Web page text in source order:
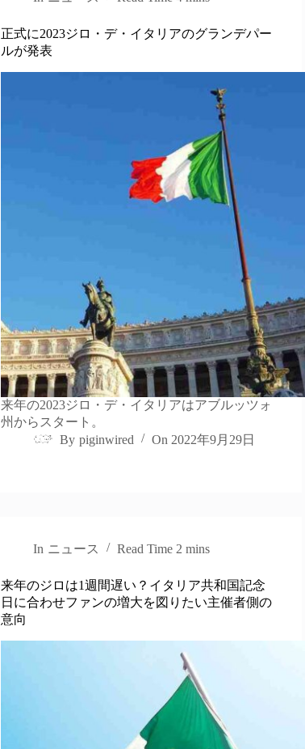
正式に2023ジロ・デ・イタリアのグランデパー
ルが発表
来年の2023ジロ・デ・イタリアはアブルッツォ
州からスタート。
By piginwired On 2022年9月29日
In ニュース Read Time 2 mins
来年のジロは1週間遅い？イタリア共和国記念
日に合わせファンの増大を図りたい主催者側の
意向